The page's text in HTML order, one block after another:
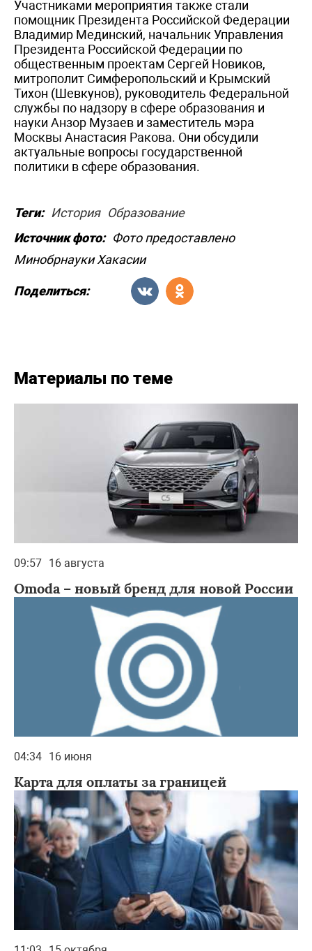
Участниками мероприятия также стали
помощник Президента Российской Федерации
Владимир Мединский, начальник Управления
Президента Российской Федерации по
общественным проектам Сергей Новиков,
митрополит Симферопольский и Крымский
Тихон (Шевкунов), руководитель Федеральной
службы по надзору в сфере образования и
науки Анзор Музаев и заместитель мэра
Москвы Анастасия Ракова. Они обсудили
актуальные вопросы государственной
политики в сфере образования.
Теги: История Образование
Источник фото: Фото предоставлено
Минобрнауки Хакасии
Поделиться:
Материалы по теме
09:57 16 августа
Omoda – новый бренд для новой России
04:34 16 июня
Карта для оплаты за границей